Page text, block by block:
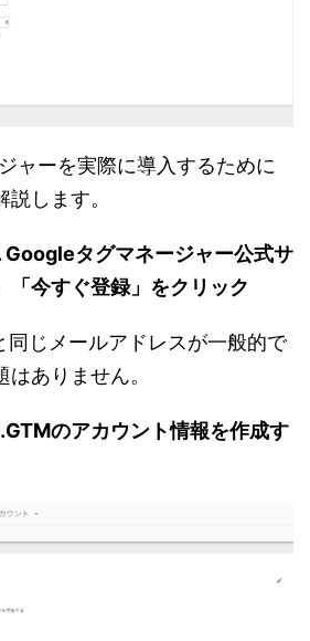
ャーを実際に導入するために
します。
Googleタグマネージャー公式サ
「今すぐ登録」をクリック
じメールアドレスが一般的で
ありません。
のアカウント情報を作成す